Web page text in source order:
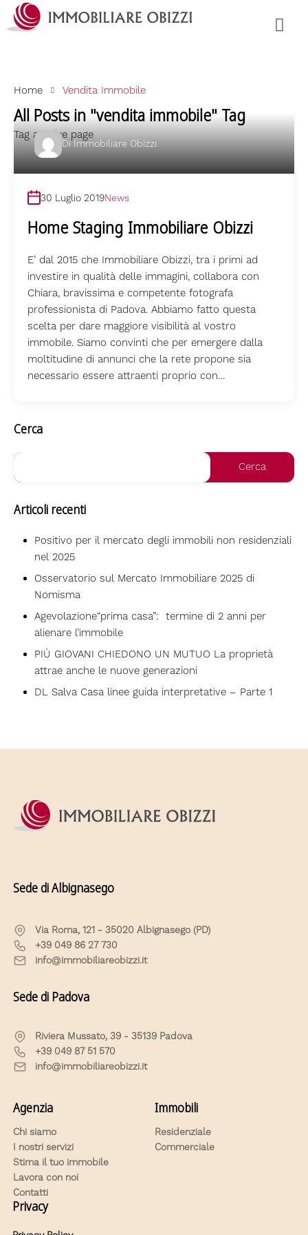
Home Vendita Immobile
All Posts in "vendita immobile" Tag
Tag archive page
Di Immobiliare Obizzi
30 Luglio 2019News
Home Staging Immobiliare Obizzi
E’ dal 2015 che Immobiliare Obizzi, tra i primi ad
investire in qualità delle immagini, collabora con
Chiara, bravissima e competente fotografa
professionista di Padova. Abbiamo fatto questa
scelta per dare maggiore visibilità al vostro
immobile. Siamo convinti che per emergere dalla
moltitudine di annunci che la rete propone sia
necessario essere attraenti proprio con…
Cerca
Articoli recenti
Positivo per il mercato degli immobili non residenziali
nel 2025
Osservatorio sul Mercato Immobiliare 2025 di
Nomisma
Agevolazione“prima casa”: termine di 2 anni per
alienare l’immobile
PIÙ GIOVANI CHIEDONO UN MUTUO La proprietà
attrae anche le nuove generazioni
DL Salva Casa linee guida interpretative – Parte 1
Sede di Albignasego
Via Roma, 121 - 35020 Albignasego (PD)
+39 049 86 27 730
info@immobiliareobizzi.it
Sede di Padova
Riviera Mussato, 39 - 35139 Padova
+39 049 87 51 570
info@immobiliareobizzi.it
Agenzia
Chi siamo
I nostri servizi
Stima il tuo immobile
Lavora con noi
Contatti
Immobili
Residenziale
Commerciale
Privacy